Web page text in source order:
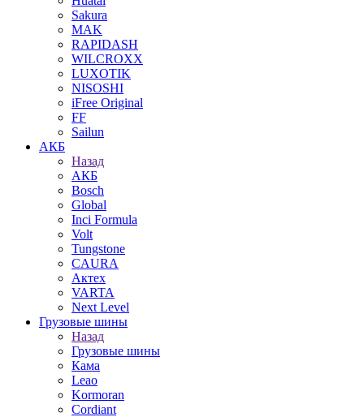
Sakura
MAK
RAPIDASH
WILCROXX
LUXOTIK
NISOSHI
iFree Original
FF
Sailun
АКБ
Назад
АКБ
Bosch
Global
Inci Formula
Volt
Tungstone
CAURA
Актех
VARTA
Next Level
Грузовые шины
Назад
Грузовые шины
Кама
Leao
Kormoran
Cordiant